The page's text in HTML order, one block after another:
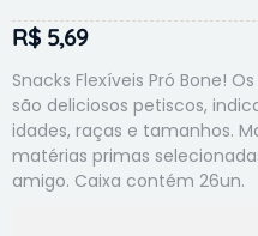
R$ 5,69
Snacks Flexíveis Pró Bone!
são deliciosos petiscos,
idades, raças e tamanhos.
matérias primas
amigo. Caixa contém 26un.